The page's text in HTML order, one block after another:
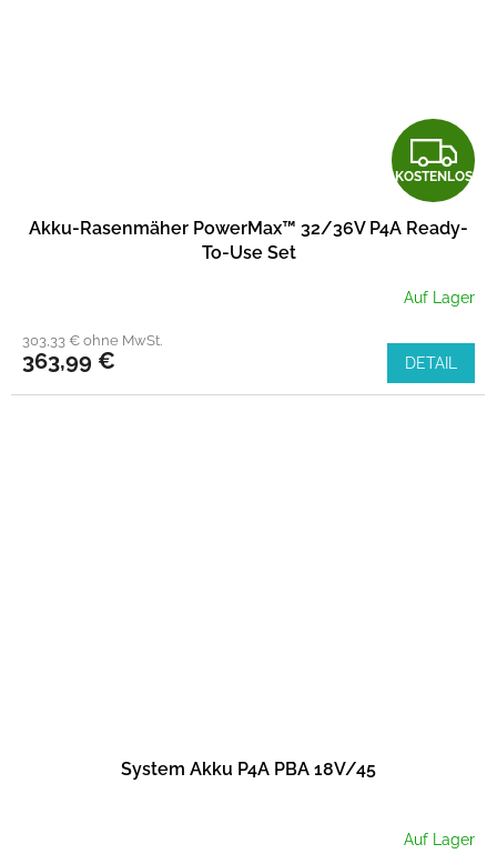
K
O
S
T
E
N
KOSTENLOS
Akku-Rasenmäher PowerMax™ 32/36V P4A Ready-
To-Use Set
Auf Lager
303,33 € ohne MwSt.
363,99 € DETAIL
System Akku P4A PBA 18V/45
Auf Lager